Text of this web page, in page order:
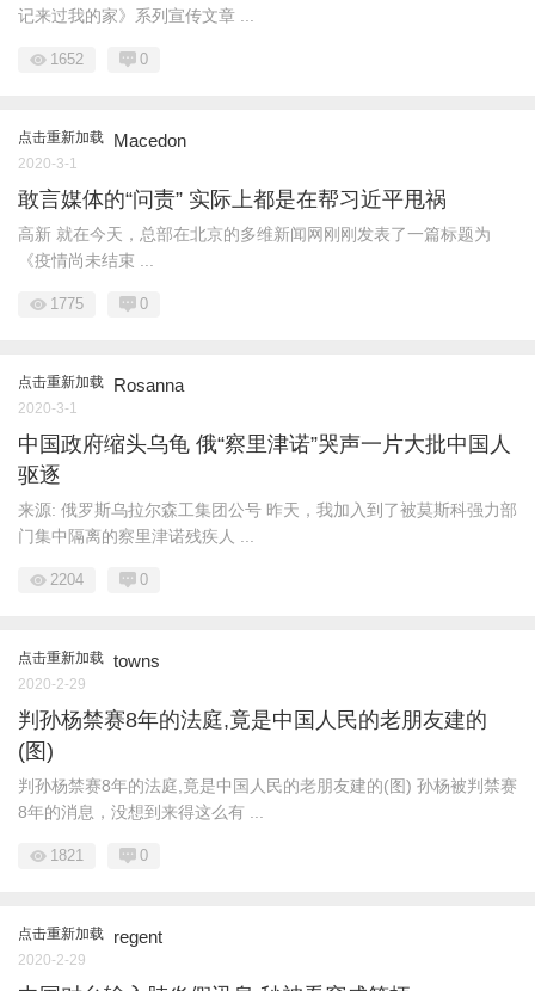
记来过我的家》系列宣传文章 ...
1652 0
点击重新加载 Macedon
2020-3-1
敢言媒体的“问责” 实际上都是在帮习近平甩祸
高新 就在今天，总部在北京的多维新闻网刚刚发表了一篇标题为
《疫情尚未结束 ...
1775 0
点击重新加载 Rosanna
2020-3-1
中国政府缩头乌龟 俄“察里津诺”哭声一片大批中国人
驱逐
来源: 俄罗斯乌拉尔森工集团公号 昨天，我加入到了被莫斯科强力部
门集中隔离的察里津诺残疾人 ...
2204 0
点击重新加载 towns
2020-2-29
判孙杨禁赛8年的法庭,竟是中国人民的老朋友建的
(图)
判孙杨禁赛8年的法庭,竟是中国人民的老朋友建的(图) 孙杨被判禁赛
8年的消息，没想到来得这么有 ...
1821 0
点击重新加载 regent
2020-2-29